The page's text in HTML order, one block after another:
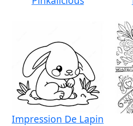
Impression De Lapin